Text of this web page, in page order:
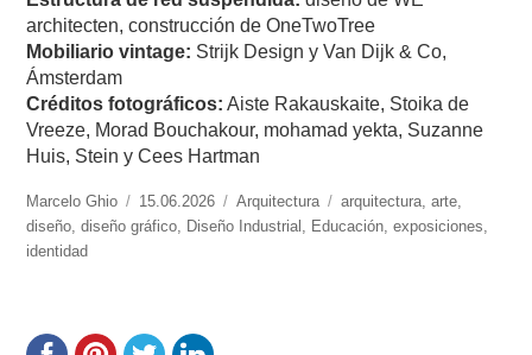
architecten, construcción de OneTwoTree
Mobiliario vintage: Strijk Design y Van Dijk & Co,
Ámsterdam
Créditos fotográficos: Aiste Rakauskaite, Stoika de
Vreeze, Morad Bouchakour, mohamad yekta, Suzanne
Huis, Stein y Cees Hartman
https://www.experimenta.es/author/marcelo-
ghio/
Marcelo Ghio
Publicado
el
15.06.2026 Categorías
Arquitectura Etiquetas
arquitectura,arte,
diseño,diseño gráfico, Diseño Industrial , Educación,exposiciones,
identidad